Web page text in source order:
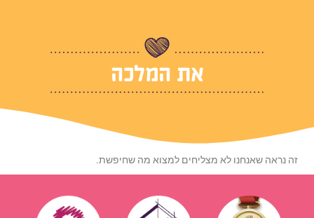
את המלכה
זה נראה שאנחנו לא מצליחים למצוא מה שחיפשת.